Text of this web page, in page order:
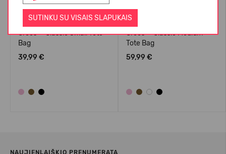
SUTINKU SU VISAIS SLAPUKAIS
Crocs™ Classic Small Tote
Bag
39,99 €
Crocs™ Classic Medium
Tote Bag
59,99 €
NAUJIENLAIŠKIO PRENUMERATA